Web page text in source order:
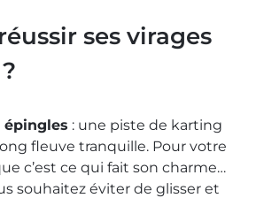
ses virages
épingles : une piste de karting
fleuve tranquille. Pour votre
c’est ce qui fait son charme…
souhaitez éviter de glisser et